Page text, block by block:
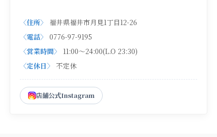
〈住所〉
福井県福井市月見1丁目12-26
〈電話〉 0776-97-9195
〈営業時間〉
11:00～24:00(L.O 23:30)
〈定休日〉 不定休
店舗公式Instagram